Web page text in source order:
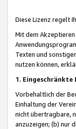
Diese Lizenz regelt
Mit dem
Texten und
nutzen können,
1.
Vorbehaltlich der
Einhaltung der
nicht übertragbare,
anzuzeigen; (b) nur